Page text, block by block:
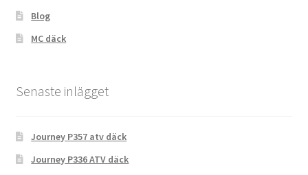
Blog
MC däck
Senaste inlägget
Journey P357 atv däck
Journey P336 ATV däck